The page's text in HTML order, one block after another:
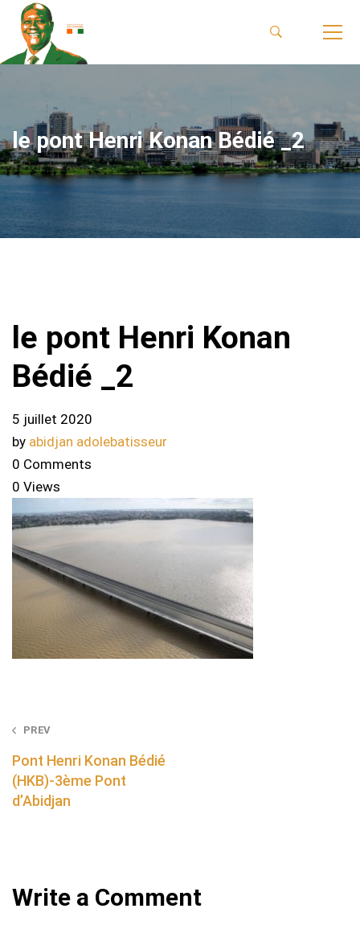
le pont Henri Konan Bédié _2
le pont Henri Konan
Bédié _2
5 juillet 2020
by abidjan adolebatisseur
0 Comments
0 Views
Post
navigation
PREV
Pont Henri Konan Bédié
(HKB)-3ème Pont
d’Abidjan
Write a Comment